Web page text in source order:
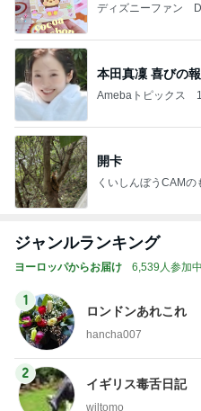
ディズニーファン
本田真凜 喜びの
Amebaトピックス
開卡
くいしんぼうCAM
ジャンルランキング
ヨーロッパからお届け 6,539人参加中
1
ロンドンあれこれ
hancha007
2
イギリス毒舌日記
wiltomo